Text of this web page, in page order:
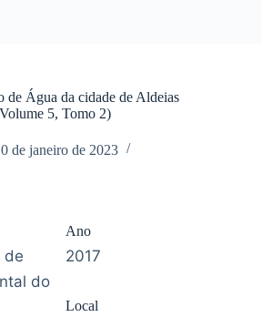
de Água da cidade de Aldeias
5, Tomo 2)
de janeiro de 2023
de
do
Ano
2017
Local